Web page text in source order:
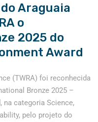
Araguaia
o
2025 do
Award
(TWRA) foi reconhecida
Bronze 2025 –
na categoria Science,
pelo projeto do